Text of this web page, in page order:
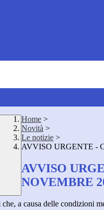
Home >
Novità >
Le notizie >
AVVISO URGENTE -
AVVISO
NOVEMBRE
a causa delle condizioni